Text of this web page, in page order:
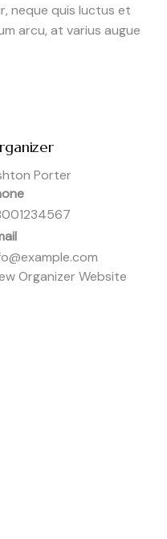
neque quis luctus et
arcu, at varius augue
Porter
Organizer Website